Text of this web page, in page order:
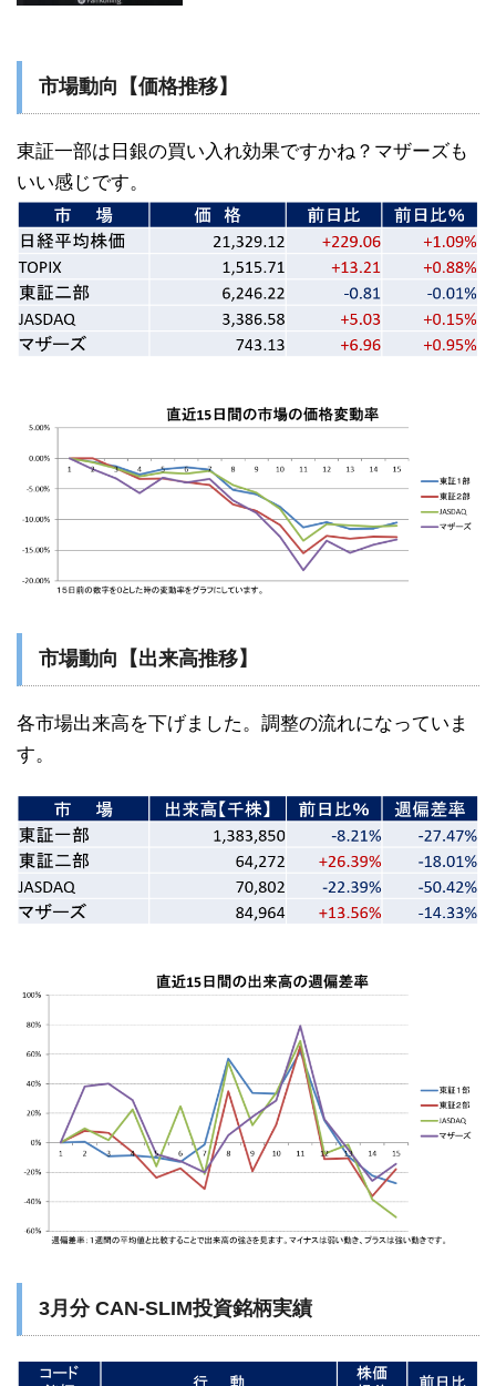
市場動向【価格推移】
東証一部は日銀の買い入れ効果ですかね？マザーズも
いい感じです。
市場動向【出来高推移】
各市場出来高を下げました。調整の流れになっていま
す。
3月分 CAN-SLIM投資銘柄実績